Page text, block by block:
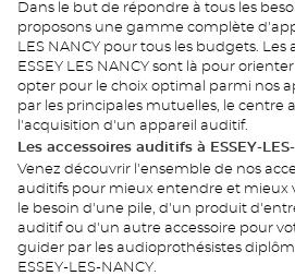
Dans le but de répondre à tous les
proposons une gamme complète
LES NANCY pour tous les budgets.
ESSEY LES NANCY sont là pour
opter pour le choix optimal parmi nos
par les principales mutuelles, le centre
l'acquisition d'un appareil auditif.
Les accessoires auditifs à ESSEY-
Venez découvrir l'ensemble de nos
auditifs pour mieux entendre et mieux
le besoin d'une pile, d'un produit
auditif ou d'un autre accessoire pour
guider par les audioprothésistes
ESSEY-LES-NANCY.